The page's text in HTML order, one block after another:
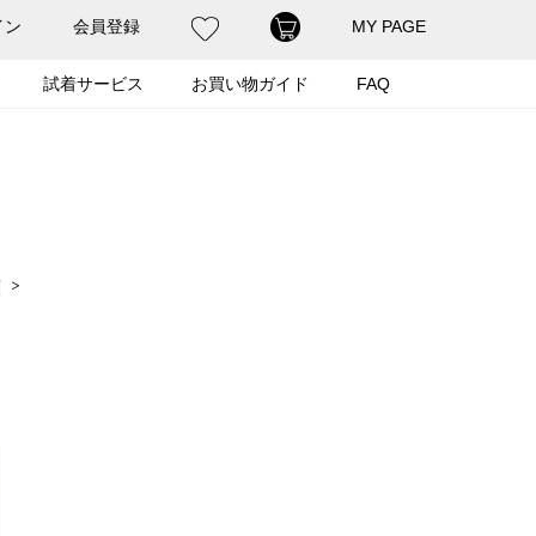
ン 会員登録 MY PAGE
試着サービス お買い物ガイド FAQ